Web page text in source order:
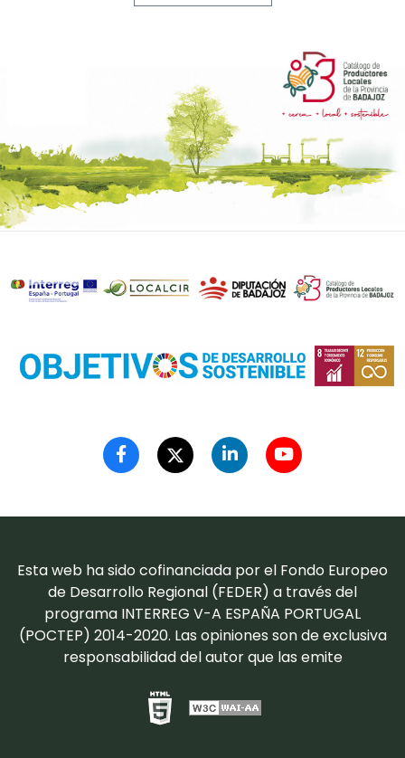
Esta web ha sido cofinanciada por el Fondo Europeo
de Desarrollo Regional (FEDER) a través del
programa INTERREG V-A ESPAÑA PORTUGAL
(POCTEP) 2014-2020. Las opiniones son de exclusiva
responsabilidad del autor que las emite